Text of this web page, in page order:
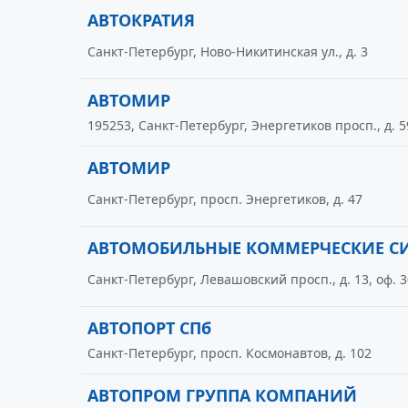
АВТОКРАТИЯ
Санкт-Петербург, Ново-Никитинская ул., д. 3
АВТОМИР
195253, Санкт-Петербург, Энергетиков просп., д.
АВТОМИР
Санкт-Петербург, просп. Энергетиков, д. 47
АВТОМОБИЛЬНЫЕ КОММЕРЧЕСКИЕ
Санкт-Петербург, Левашовский просп., д. 13, оф.
АВТОПОРТ СПб
Санкт-Петербург, просп. Космонавтов, д. 102
АВТОПРОМ ГРУППА КОМПАНИЙ